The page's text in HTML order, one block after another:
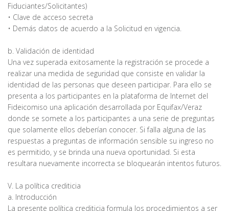
Fiduciantes/Solicitantes)
• Clave de acceso secreta
• Demás datos de acuerdo a la Solicitud en vigencia.
b. Validación de identidad
Una vez superada exitosamente la registración se procede a
realizar una medida de seguridad que consiste en validar la
identidad de las personas que deseen participar. Para ello se
presenta a los participantes en la plataforma de Internet del
Fideicomiso una aplicación desarrollada por Equifax/Veraz
donde se somete a los participantes a una serie de preguntas
que solamente ellos deberían conocer. Si falla alguna de las
respuestas a preguntas de información sensible su ingreso no
es permitido, y se brinda una nueva oportunidad. Si esta
resultara nuevamente incorrecta se bloquearán intentos futuros.
V. La política crediticia
a. Introducción
La presente política crediticia formula los procedimientos a ser